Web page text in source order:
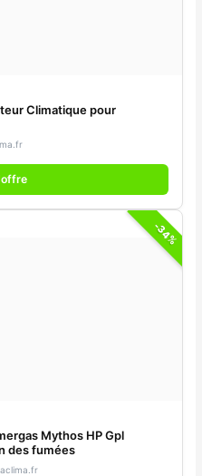
Climatique pour
-34%
Mythos HP Gpl
des fumées